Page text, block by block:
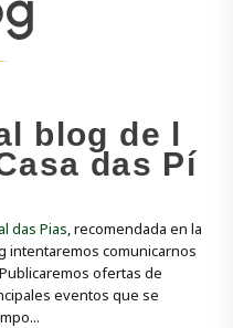
l blog de l
asa das Pí
das Pias, recomendada en la
intentaremos comunicarnos
ofertas de
eventos que se